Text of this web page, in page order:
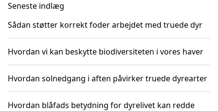
Seneste indlæg
Sådan støtter korrekt foder arbejdet med truede dyr
Hvordan vi kan beskytte biodiversiteten i vores haver
Hvordan solnedgang i aften påvirker truede dyrearter
Hvordan blåfads betydning for dyrelivet kan redde